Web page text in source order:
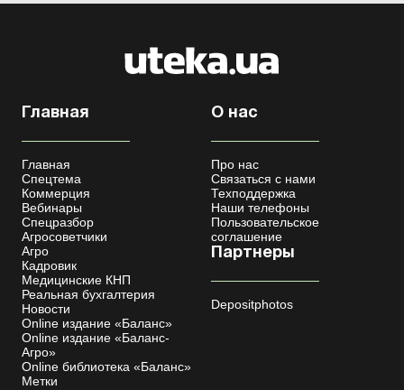
Главная
Главная
Спецтема
Коммерция
Вебинары
Спецразбор
Агросоветчики
Агро
Кадровик
Медицинские КНП
Реальная бухгалтерия
Новости
Online издание «Баланс»
Online издание «Баланс-
Агро»
Online библиотека «Баланс»
Метки
О нас
Про нас
Связаться с нами
Техподдержка
Наши телефоны
Пользовательское
соглашение
Партнеры
Depositphotos